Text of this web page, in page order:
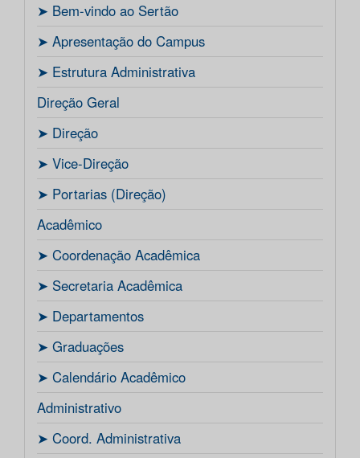
ㅤ➤ Bem-vindo ao Sertão
ㅤ➤ Apresentação do Campus
ㅤ➤ Estrutura Administrativa
Direção Geral
ㅤ➤ Direção
ㅤ➤ Vice-Direção
ㅤ➤ Portarias (Direção)
Acadêmico
ㅤ➤ Coordenação Acadêmica
ㅤㅤ➤ Secretaria Acadêmica
ㅤ➤ Departamentos
ㅤ➤ Graduações
ㅤ➤ Calendário Acadêmico
Administrativo
ㅤ➤ Coord. Administrativa